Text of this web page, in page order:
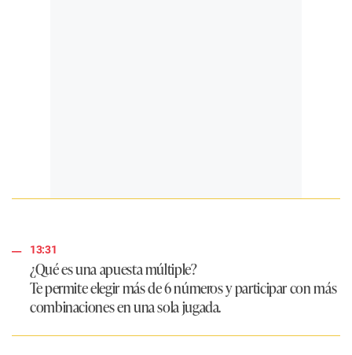
13:31
¿Qué es una apuesta múltiple?
Te permite elegir más de 6 números y participar con más
combinaciones en una sola jugada.